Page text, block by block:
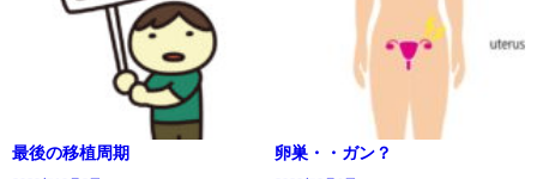
最後の移植周期 卵巣・・ガン？